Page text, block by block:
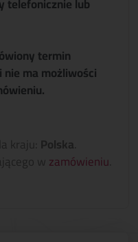
termin
ma możliwości
kraju: Polska
wzamówieniu